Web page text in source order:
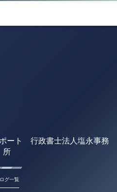
ート 行政書士法人塩永事務
所
グ一覧